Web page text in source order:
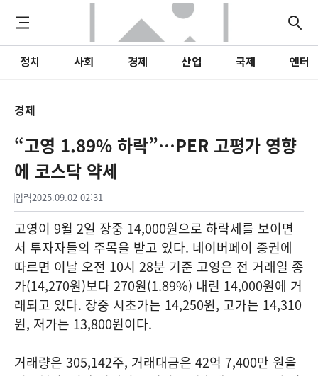
정치 사회 경제 산업 국제 엔터
경제
“고영 1.89% 하락”…PER 고평가 영향
에 코스닥 약세
입력2025.09.02 02:31
고영이 9월 2일 장중 14,000원으로 하락세를 보이면
서 투자자들의 주목을 받고 있다. 네이버페이 증권에
따르면 이날 오전 10시 28분 기준 고영은 전 거래일 종
가(14,270원)보다 270원(1.89%) 내린 14,000원에 거
래되고 있다. 장중 시초가는 14,250원, 고가는 14,310
원, 저가는 13,800원이다.
거래량은 305,142주, 거래대금은 42억 7,400만 원을